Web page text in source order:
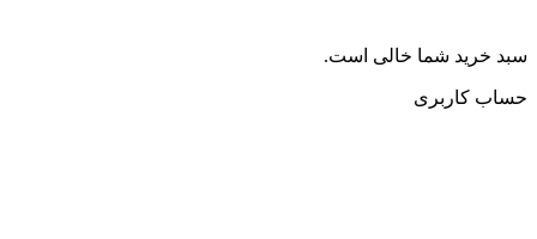
سبد خرید شما خالی است.
حساب کاربری